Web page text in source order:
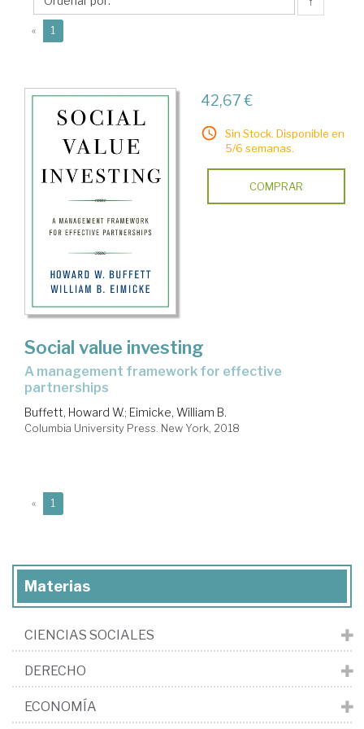
« 1
42,67 €
Sin Stock. Disponible en
5/6 semanas.
COMPRAR
Social value investing
a management framework for effective
partnerships
Buffett, Howard W.; Eimicke, William B.
Columbia University Press. New York, 2018
« 1
Materias
CIENCIAS SOCIALES
DERECHO
ECONOMÍA